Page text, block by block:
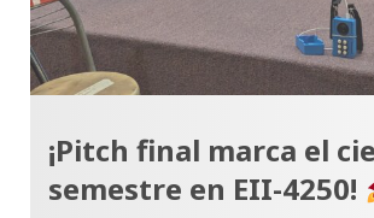
¡Pitch final marca el
semestre en EII-4250!